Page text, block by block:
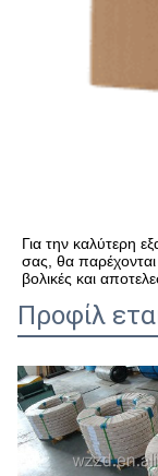
Για την καλύτερη
σας, θα παρέχονται
βολικές και
Προφίλ